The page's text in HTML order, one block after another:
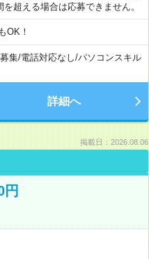
超える場合は応募できません。
OK！
集/電話対応なし/パソコンスキル
詳細へ
掲載日：2026.08.06
円